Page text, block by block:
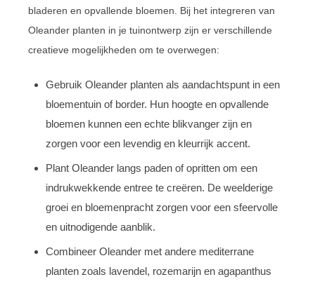
bladeren en opvallende bloemen. Bij het integreren van
Oleander planten in je tuinontwerp zijn er verschillende
creatieve mogelijkheden om te overwegen:
Gebruik Oleander planten als aandachtspunt in een
bloementuin of border. Hun hoogte en opvallende
bloemen kunnen een echte blikvanger zijn en
zorgen voor een levendig en kleurrijk accent.
Plant Oleander langs paden of opritten om een
indrukwekkende entree te creëren. De weelderige
groei en bloemenpracht zorgen voor een sfeervolle
en uitnodigende aanblik.
Combineer Oleander met andere mediterrane
planten zoals lavendel, rozemarijn en agapanthus